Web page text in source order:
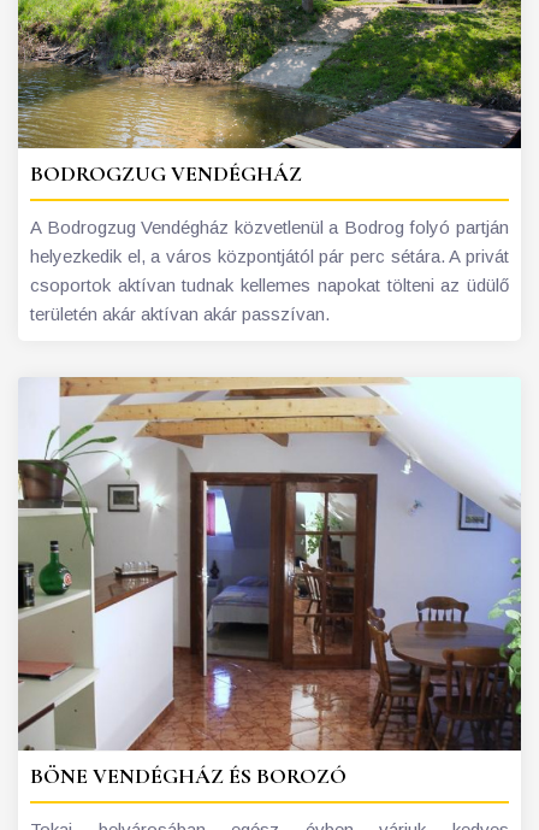
BODROGZUG VENDÉGHÁZ
A Bodrogzug Vendégház közvetlenül a Bodrog folyó partján
helyezkedik el, a város központjától pár perc sétára. A privát
csoportok aktívan tudnak kellemes napokat tölteni az üdülő
területén akár aktívan akár passzívan.
BÖNE VENDÉGHÁZ ÉS BOROZÓ